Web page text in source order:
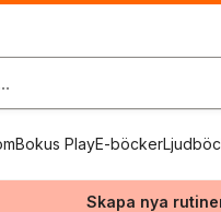
Bokus PlayE-böcker
Skapa nya